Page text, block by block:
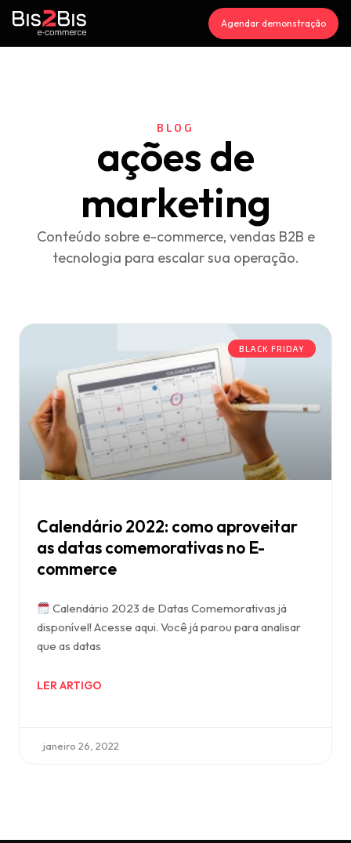
Agendar demonstração
BLOG
ações de
marketing
Conteúdo sobre e-commerce, vendas B2B e
tecnologia para escalar sua operação.
BLACK FRIDAY
Calendário 2022: como aproveitar
as datas comemorativas no E-
commerce
Calendário 2023 de Datas Comemorativas já
disponível! Acesse aqui. Você já parou para analisar
que as datas
LER ARTIGO
janeiro 26, 2022